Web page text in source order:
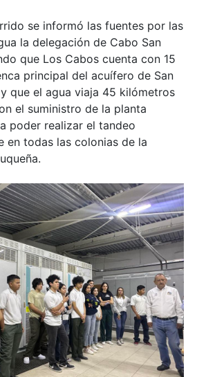
se informó las fuentes por las
la delegación de Cabo San
que Los Cabos cuenta con 15
principal del acuífero de San
que el agua viaja 45 kilómetros
el suministro de la planta
poder realizar el tandeo
en todas las colonias de la